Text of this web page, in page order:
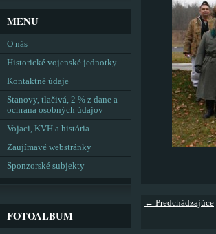
← Predchádzajúce
MENU
O nás
Historické vojenské jednotky
Kontaktné údaje
Stanovy, tlačivá, 2 % z dane a
ochrana osobných údajov
Vojaci, KVH a história
Zaujímavé webstránky
Sponzorské subjekty
FOTOALBUM